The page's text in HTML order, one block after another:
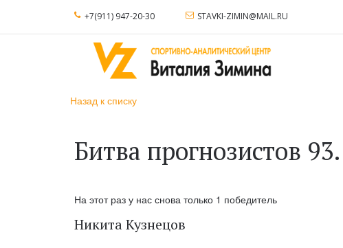
+7(911) 947-20-30 STAVKI-ZIMIN@MAIL.RU
Назад к списку
Битва прогнозистов
На этот раз у нас снова только 1 победитель
Никита Кузнецов